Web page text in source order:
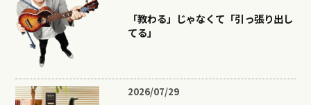
「教わる」じゃなくて「引っ張り出し
てる」
2026/07/29